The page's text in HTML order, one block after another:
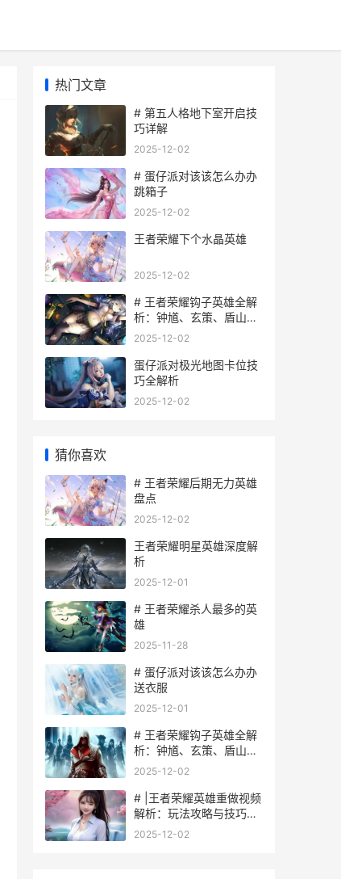
热门文章
# 第五人格地下室开启技
巧详解
2025-12-02
# 蛋仔派对该该怎么办办
跳箱子
2025-12-02
王者荣耀下个水晶英雄
2025-12-02
# 王者荣耀钩子英雄全解
析：钟馗、玄策、盾山技
巧攻略
2025-12-02
蛋仔派对极光地图卡位技
巧全解析
2025-12-02
猜你喜欢
# 王者荣耀后期无力英雄
盘点
2025-12-02
王者荣耀明星英雄深度解
析
2025-12-01
# 王者荣耀杀人最多的英
雄
2025-11-28
# 蛋仔派对该该怎么办办
送衣服
2025-12-01
# 王者荣耀钩子英雄全解
析：钟馗、玄策、盾山技
巧攻略
2025-12-02
# |王者荣耀英雄重做视频
解析：玩法攻略与技巧分
享|
2025-12-02